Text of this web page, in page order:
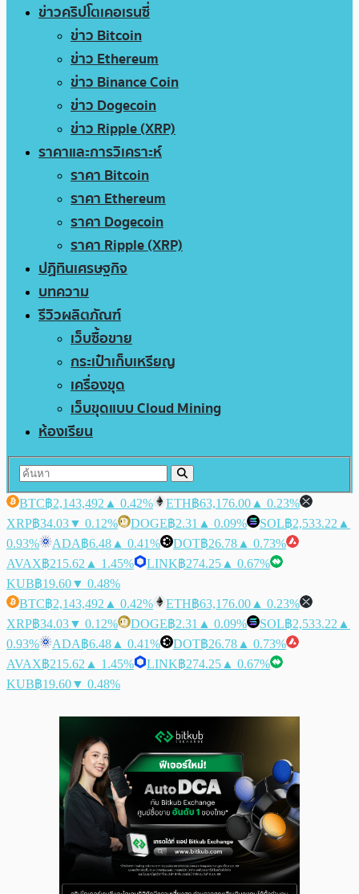
ข่าวคริปโตเคอเรนซี่
ข่าว Bitcoin
ข่าว Ethereum
ข่าว Binance Coin
ข่าว Dogecoin
ข่าว Ripple (XRP)
ราคาและการวิเคราะห์
ราคา Bitcoin
ราคา Ethereum
ราคา Dogecoin
ราคา Ripple (XRP)
ปฏิทินเศรษฐกิจ
บทความ
รีวิวผลิตภัณฑ์
เว็บซื้อขาย
กระเป๋าเก็บเหรียญ
เครื่องขุด
เว็บขุดแบบ Cloud Mining
ห้องเรียน
BTC฿2,143,492 ▲ 0.42% ETH฿63,176.00 ▲ 0.23%
XRP฿34.03▼ 0.12% DOGE฿2.31 ▲ 0.09% SOL฿2,533.22 ▲
0.93%
ADA฿6.48 ▲ 0.41% DOT฿26.78 ▲ 0.73%
AVAX฿215.62 ▲ 1.45% LINK฿274.25 ▲ 0.67%
KUB฿19.60▼ 0.48%
BTC฿2,143,492 ▲ 0.42% ETH฿63,176.00 ▲ 0.23%
XRP฿34.03▼ 0.12% DOGE฿2.31 ▲ 0.09% SOL฿2,533.22 ▲
0.93%
ADA฿6.48 ▲ 0.41% DOT฿26.78 ▲ 0.73%
AVAX฿215.62 ▲ 1.45% LINK฿274.25 ▲ 0.67%
KUB฿19.60▼ 0.48%